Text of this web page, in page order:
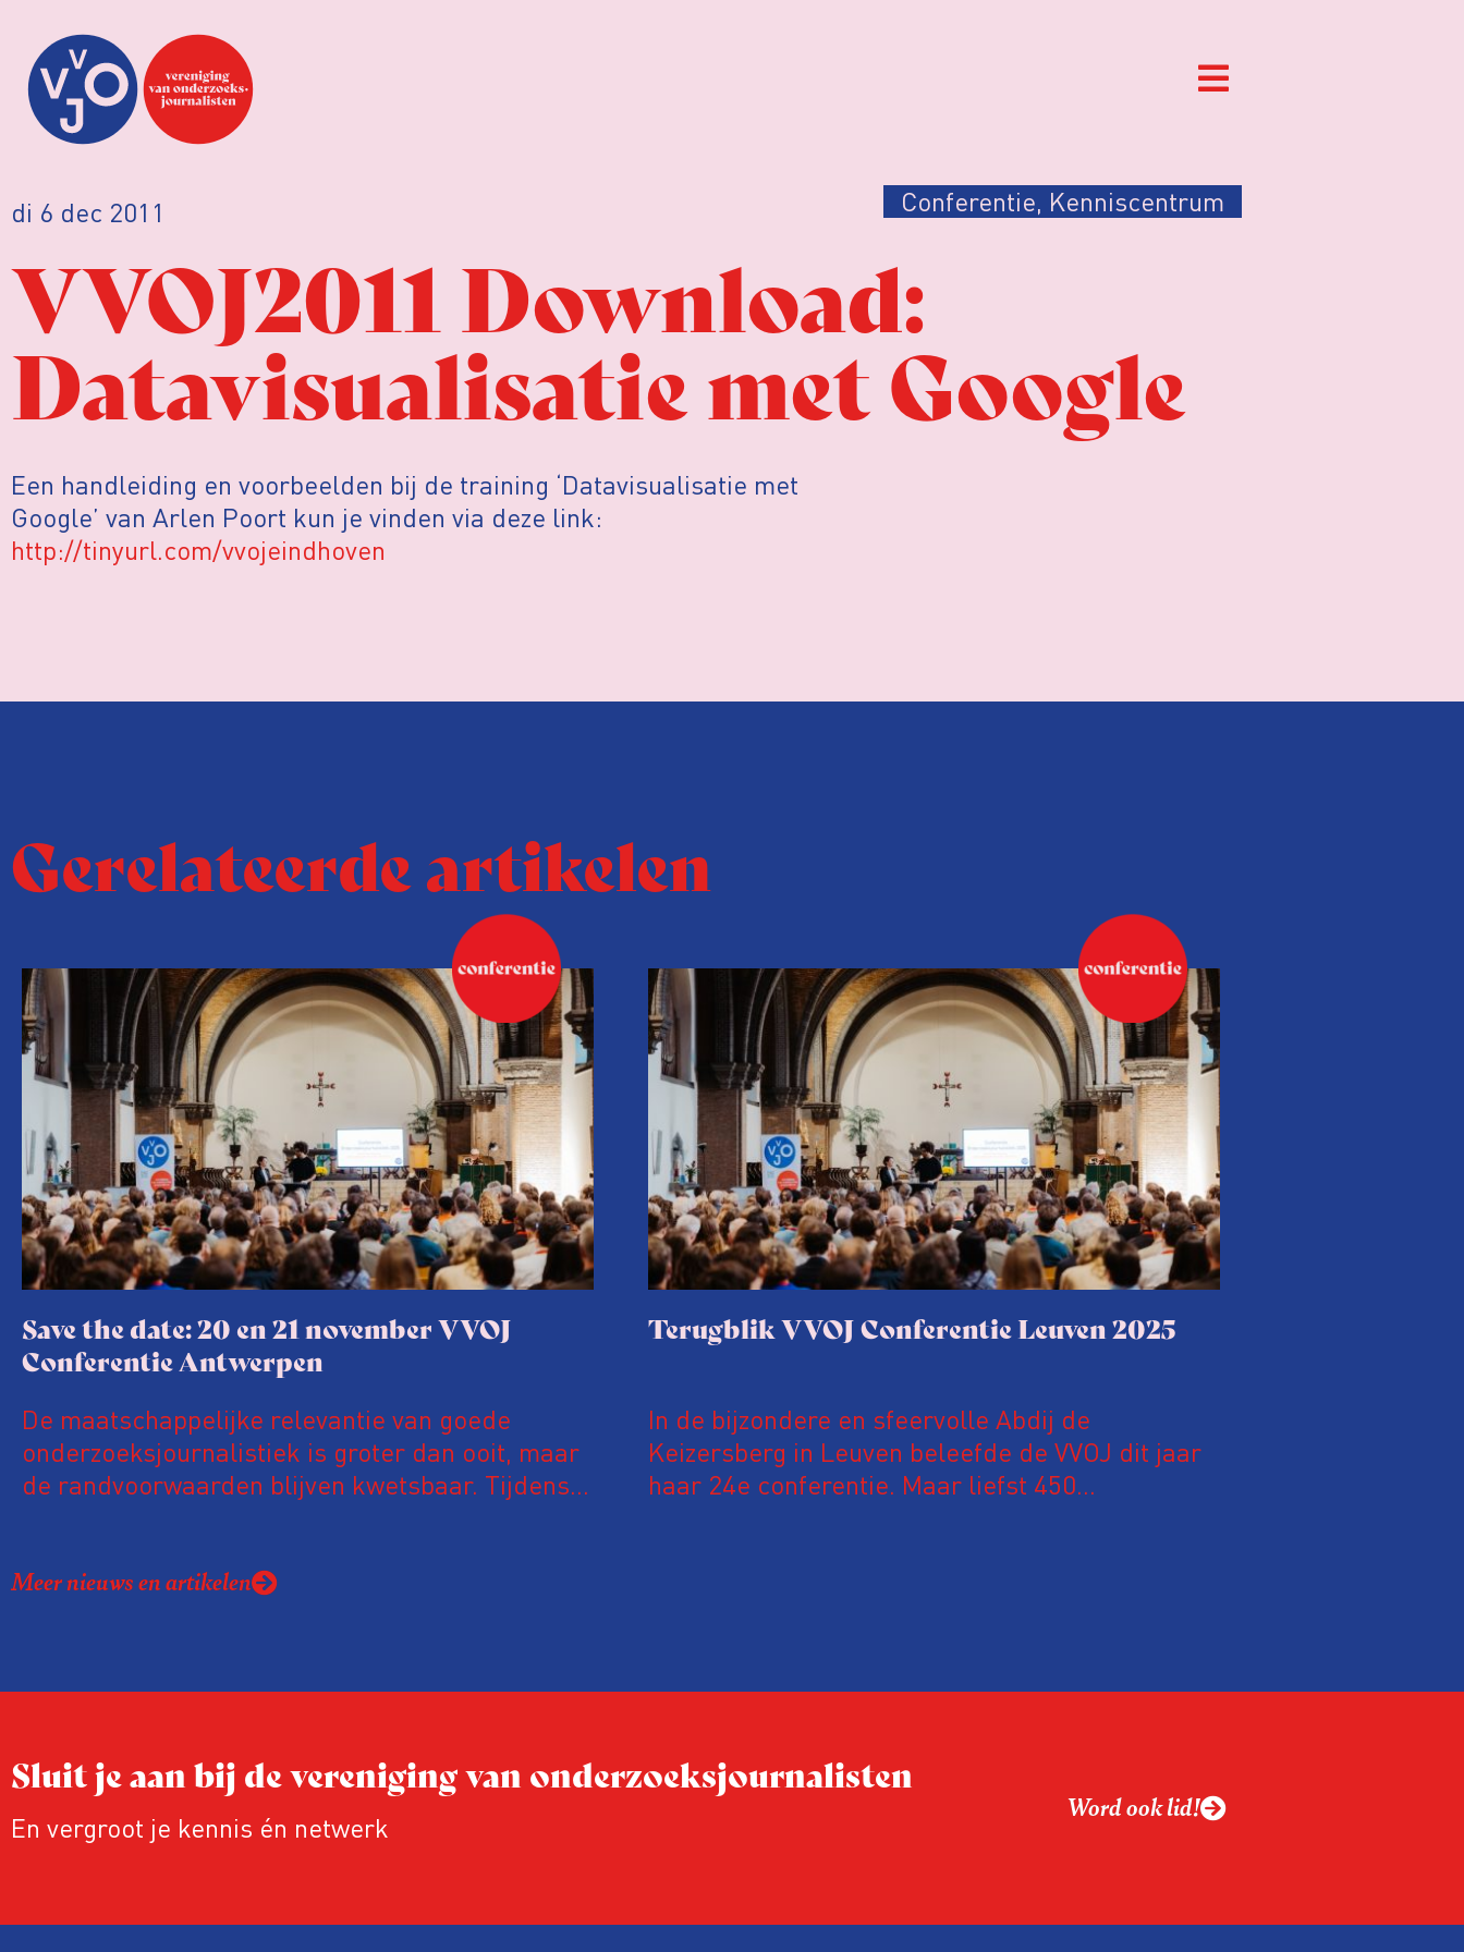
di 6 dec 2011 Conferentie, Kenniscentrum
VVOJ2011 Download:
Datavisualisatie met Google
Een handleiding en voorbeelden bij de training ‘Datavisualisatie met
Google’ van Arlen Poort kun je vinden via deze link:
http://tinyurl.com/vvojeindhoven
Gerelateerde artikelen
Save the date: 20 en 21 november VVOJ
Conferentie Antwerpen
De maatschappelijke relevantie van goede
onderzoeksjournalistiek is groter dan ooit, maar
de randvoorwaarden blijven kwetsbaar. Tijdens
urgente blik op de staat van ons vak.
Terugblik VVOJ Conferentie Leuven 2025
In de bijzondere en sfeervolle Abdij de
Keizersberg in Leuven beleefde de VVOJ dit jaar
haar 24e conferentie. Maar liefst 450
Meer nieuws en artikelen
Sluit je aan bij de vereniging van onderzoeksjournalisten
En vergroot je kennis én netwerk
Word ook lid!